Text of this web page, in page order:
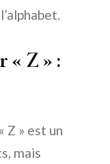
« Z » :
Z » est un
mais